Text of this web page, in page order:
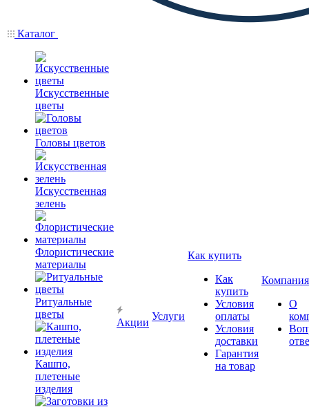
Каталог
Искусственные
цветы
Головы цветов
Искусственная
зелень
Флористические
материалы
Ритуальные
цветы
Кашпо,
плетеные
изделия
Акции
Услуги
Как купить
Как
купить
Условия
оплаты
Условия
доставки
Гарантия
на товар
Компания
О